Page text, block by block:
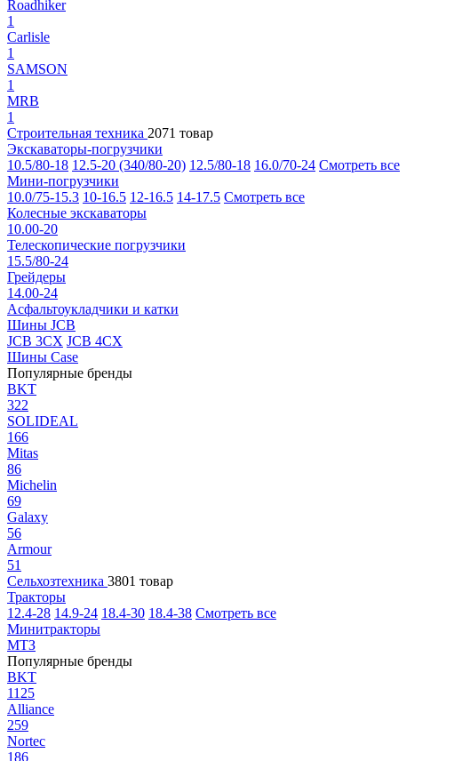
Roadhiker
1
Carlisle
1
SAMSON
1
MRB
1
Строительная техника 2071 товар
Экскаваторы-погрузчики
10.5/80-18 12.5-20 (340/80-20) 12.5/80-18 16.0/70-24 Смотреть все
Мини-погрузчики
10.0/75-15.3 10-16.5 12-16.5 14-17.5 Смотреть все
Колесные экскаваторы
10.00-20
Телескопические погрузчики
15.5/80-24
Грейдеры
14.00-24
Асфальтоукладчики и катки
Шины JCB
JCB 3CX JCB 4CX
Шины Case
Популярные бренды
BKT
322
SOLIDEAL
166
Mitas
86
Michelin
69
Galaxy
56
Armour
51
Сельхозтехника 3801 товар
Тракторы
12.4-28 14.9-24 18.4-30 18.4-38 Смотреть все
Минитракторы
МТЗ
Популярные бренды
BKT
1125
Alliance
259
Nortec
186